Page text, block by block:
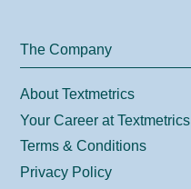
The Company
About Textmetrics
Your Career at Textmetrics
Terms & Conditions
Privacy Policy